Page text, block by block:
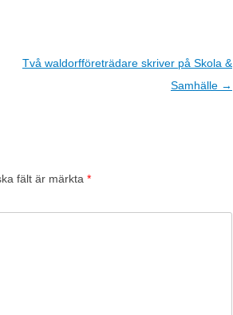
Två waldorfföreträdare skriver på Skola &
Samhälle →
fält är märkta *